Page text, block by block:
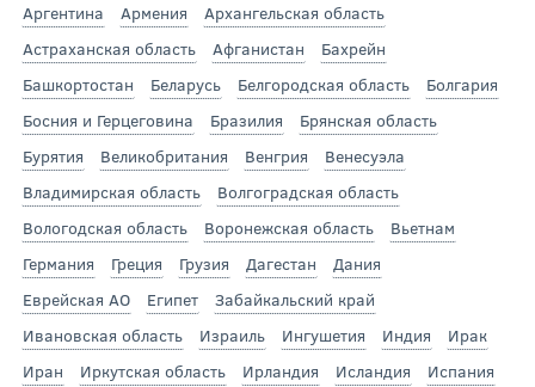
Аргентина
Армения
Архангельская область
Астраханская область
Афганистан
Бахрейн
Башкортостан
Беларусь Белгородская область
Болгария
Босния и Герцеговина
Бразилия
Брянская область
Бурятия
Великобритания Венгрия
Венесуэла
Владимирская область
Волгоградская область
Вологодская область
Воронежская область
Вьетнам
Германия
Греция Грузия Дагестан
Дания
Еврейская АО
Египет
Забайкальский край
Ивановская область
Израиль Ингушетия Индия
Ирак
Иран
Иркутская область Ирландия Исландия
Испания